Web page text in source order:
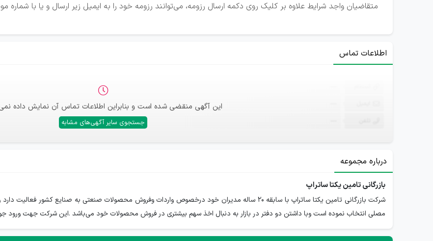
متقاضیان واجد شرایط علاوه بر کلیک روی دکمه ارسال رزومه، می‌توانند رزومه خود را به ایمیل زیر ارسال و یا با شماره
اطلاعات تماس
این آگهی منقضی شده است و بنابراین اطلاعات تماس آن نمایش داده
جستجوی سایر آگهی‌های مشابه
درباره مجموعه
بازرگانی تامین یکتا ساتراپ
شرکت بازرگانی تامین یکتا ساتراپ با سابقه 20 ساله مدیران خود درخصوص واردات وفروش محصولات صنعتی به
مصلی انتخاب نموده است وبا داشتن دو دفتر در بازار به دنبال اخذ سهم بیشتری در فروش محصولات خود می‌باشد .این شرکت جهت ورود